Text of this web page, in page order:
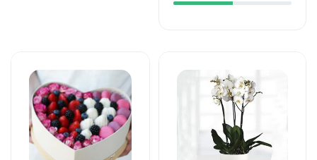
Клубника в Шоколаде
Mixed flavor -
Chocolate
Strawberries
White love
77 AZN